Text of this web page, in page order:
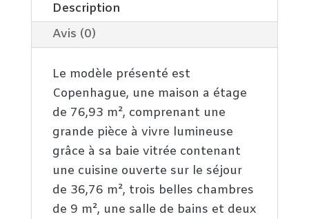
Description
Avis (0)
Le modèle présenté est
Copenhague, une maison a étage
de 76,93 m², comprenant une
grande pièce à vivre lumineuse
grâce à sa baie vitrée contenant
une cuisine ouverte sur le séjour
de 36,76 m², trois belles chambres
de 9 m², une salle de bains et deux